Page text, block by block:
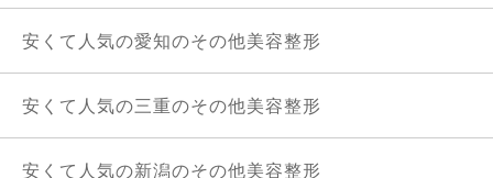
安くて人気の愛知のその他美容整形
安くて人気の三重のその他美容整形
安くて人気の新潟のその他美容整形